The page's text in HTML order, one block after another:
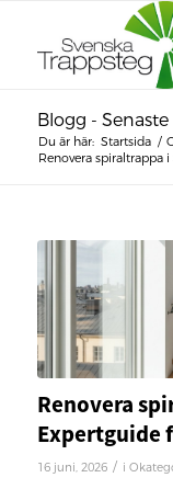
Blogg -
Du är här: Startsida /
Renovera spiraltrappa
Renovera
Expertguide
16 juni, 2026 / i